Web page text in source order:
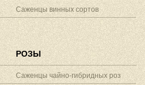
Саженцы винных сортов
РОЗЫ
Саженцы чайно-гибридных роз